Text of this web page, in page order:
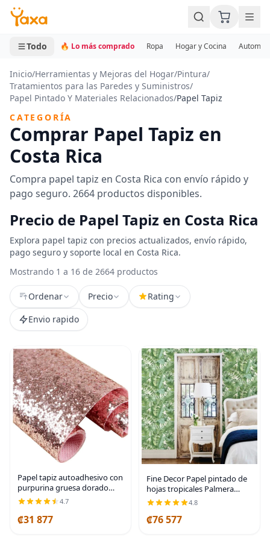
MINI CARRITO
0 productos
Todo 🔥 Lo más comprado Ropa Hogar y Cocina
Inicio/Herramientas y Mejoras del Hogar/Pintura/
Tratamientos para las Paredes y Suministros/
Papel Pintado Y Materiales Relacionados/Papel Tapiz
CATEGORÍA
Comprar Papel Tapiz en
Costa Rica
Compra papel tapiz en Costa Rica con envío rápido y
pago seguro. 2664 productos disponibles.
Precio de Papel Tapiz en Costa Rica
Explora papel tapiz con precios actualizados, envío rápido,
pago seguro y soporte local en Costa Rica.
Mostrando 1 a 16 de 2664 productos
Ordenar Precio
Rating
Envio rapido
Papel tapiz autoadhesivo con
purpurina gruesa dorado
rosa, papel tapiz con
purpurina brillante para
pared (17.4 pulgadas x 16.4
4.7
₡31 877
Fine Decor Papel pintado de
hojas tropicales Palmera
Blanco Verde A Street Prints
Pegar Th
4.8
₡76 577